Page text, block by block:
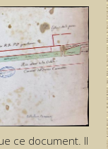
ce document. Il